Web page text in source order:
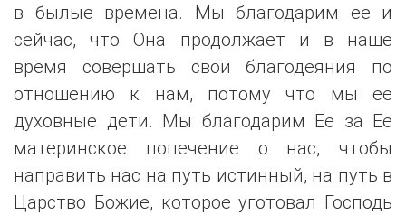
в былые времена. Мы благодарим ее и
сейчас, что Она продолжает и в наше
время совершать свои благодеяния по
отношению к нам, потому что мы ее
духовные дети. Мы благодарим Ее за Ее
материнское попечение о нас, чтобы
направить нас на путь истинный, на путь в
Царство Божие, которое уготовал Господь